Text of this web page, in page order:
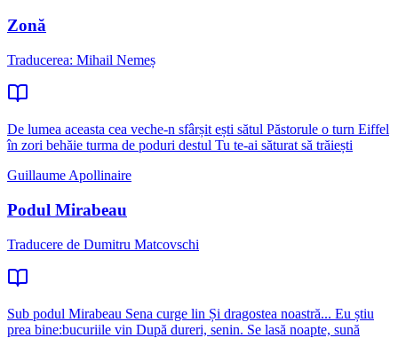
Zonă
Traducerea: Mihail Nemeș
De lumea aceasta cea veche-n sfârșit ești sătul Păstorule o turn Eiffel
în zori behăie turma de poduri destul Tu te-ai săturat să trăiești
Guillaume Apollinaire
Podul Mirabeau
Traducere de Dumitru Matcovschi
Sub podul Mirabeau Sena curge lin Și dragostea noastră... Eu știu
prea bine:bucuriile vin După dureri, senin. Se lasă noapte, sună